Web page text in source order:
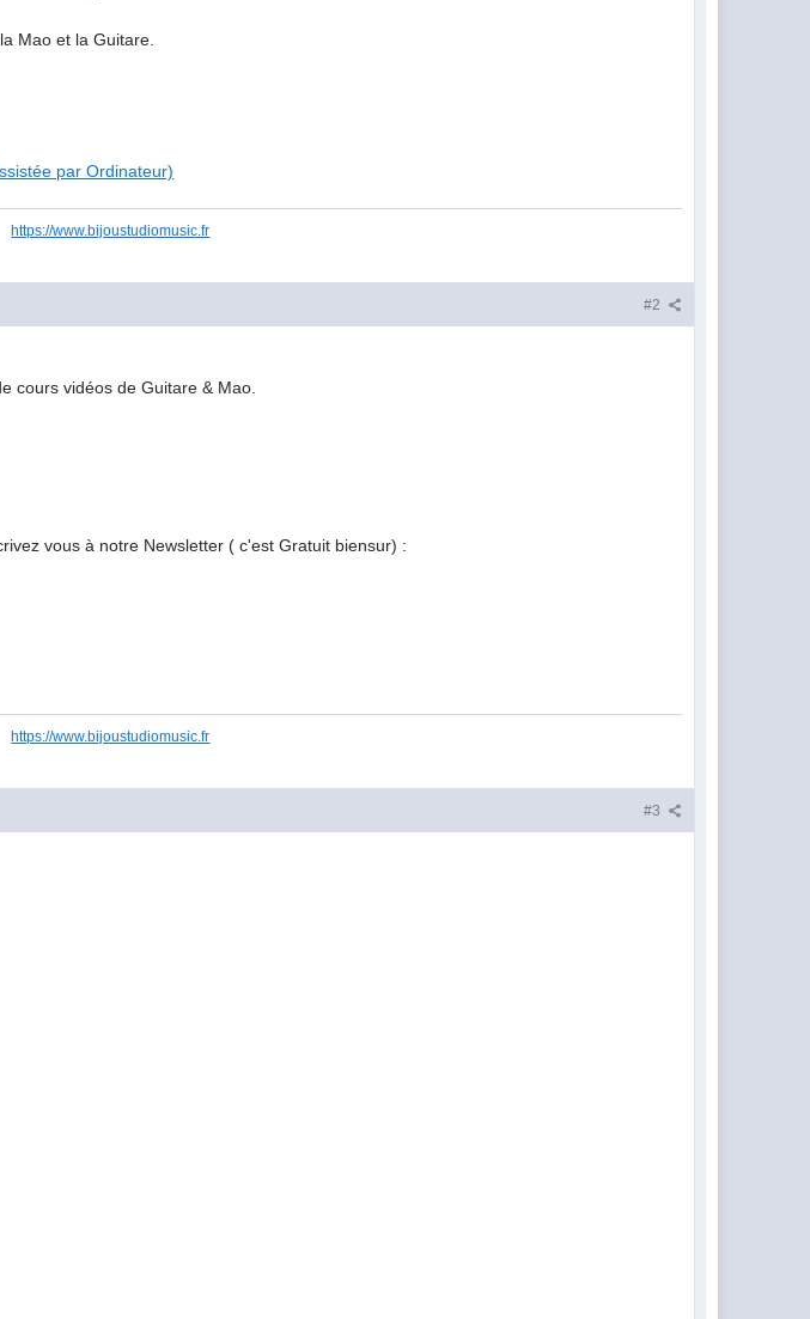
Mao et la Guitare.
par Ordinateur)
https://www.bijoustudiomusic.fr
#2
cours vidéos de Guitare & Mao.
vous à notre Newsletter ( c'est Gratuit biensur) :
https://www.bijoustudiomusic.fr
#3